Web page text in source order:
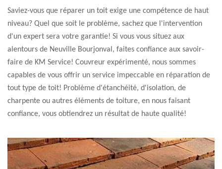
Saviez-vous que réparer un toit exige une compétence de haut
niveau? Quel que soit le problème, sachez que l'intervention
d'un expert sera votre garantie! Si vous vous situez aux
alentours de Neuville Bourjonval, faites confiance aux savoir-
faire de KM Service! Couvreur expérimenté, nous sommes
capables de vous offrir un service impeccable en réparation de
tout type de toit! Problème d'étanchéité, d'isolation, de
charpente ou autres éléments de toiture, en nous faisant
confiance, vous obtiendrez un résultat de haute qualité!